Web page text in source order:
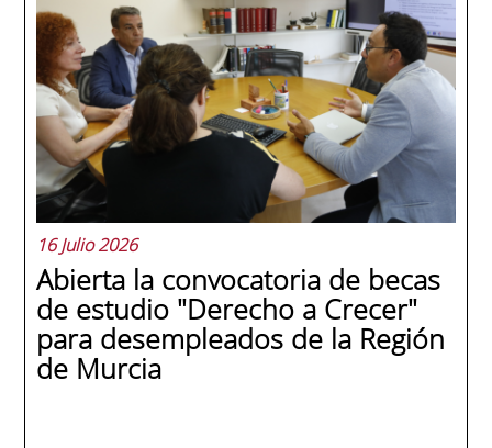
internacionales de la historia de la escuela
en una ceremonia celebrada en Murcia
con 44 grados y más de 600 asistentes.
Ricardo Navarro, vicepresidente senior de
Generac Power Systems en Estados Unidos
y antiguo alumno...
16 Julio 2026
Abierta la convocatoria de becas
de estudio "Derecho a Crecer"
para desempleados de la Región
de Murcia